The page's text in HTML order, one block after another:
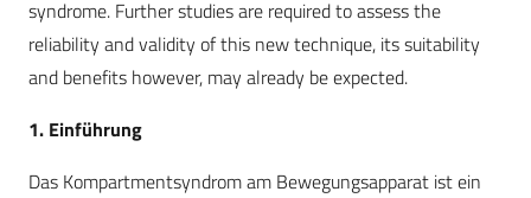
syndrome. Further studies are required to assess the
reliability and validity of this new technique, its suitability
and benefits however, may already be expected.
1. Einführung
Das Kompartmentsyndrom am Bewegungsapparat ist ein